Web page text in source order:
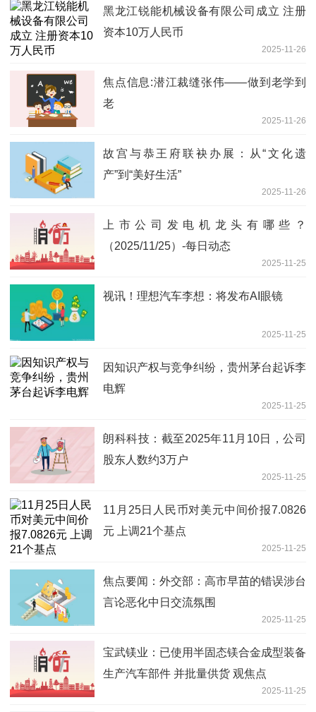
黑龙江锐能机械设备有限公司成立 注册
资本10万人民币
2025-11-26
焦点信息:潜江裁缝张伟——做到老学到
老
2025-11-26
故宫与恭王府联袂办展：从“文化遗
产”到“美好生活”
2025-11-26
上市公司发电机龙头有哪些？
（2025/11/25）-每日动态
2025-11-25
视讯！理想汽车李想：将发布AI眼镜
2025-11-25
因知识产权与竞争纠纷，贵州茅台起诉李
电辉
2025-11-25
朗科科技：截至2025年11月10日，公司
股东人数约3万户
2025-11-25
11月25日人民币对美元中间价报7.0826
元 上调21个基点
2025-11-25
焦点要闻：外交部：高市早苗的错误涉台
言论恶化中日交流氛围
2025-11-25
宝武镁业：已使用半固态镁合金成型装备
生产汽车部件 并批量供货 观焦点
2025-11-25